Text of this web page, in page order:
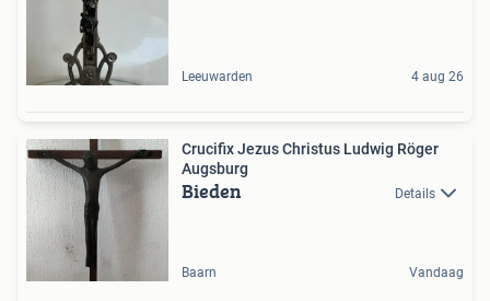
Leeuwarden 4 aug 26
Crucifix Jezus Christus Ludwig Röger
Augsburg
Bieden Details
Baarn Vandaag